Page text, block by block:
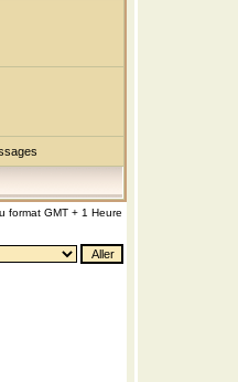
format GMT + 1 Heure